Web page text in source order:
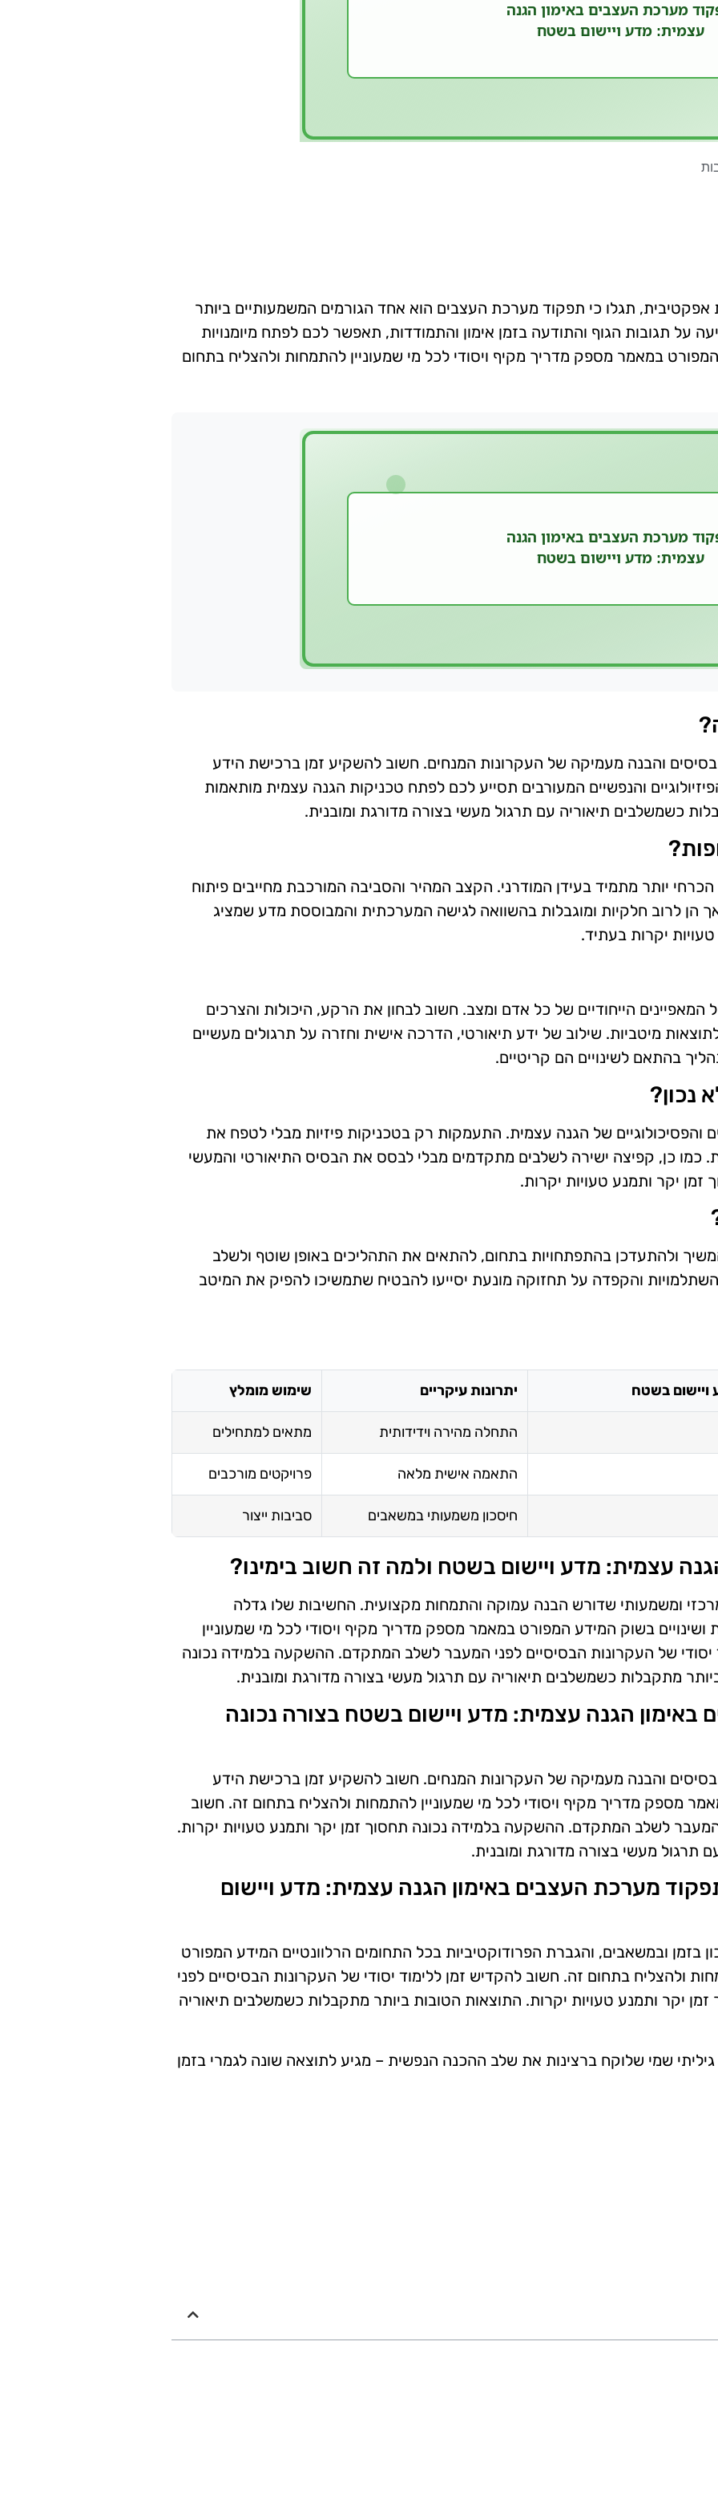
תגלו כי תפקוד מערכת העצבים הוא אחד הגורמים המשמעותיים ביותר
תגובות הגוף והתודעה בזמן אימון והתמודדות, תאפשר לכם לפתח מיומנויות
במאמר מספק מדריך מקיף ויסודי לכל מי שמעוניין להתמחות ולהצליח בתחום
והבנה מעמיקה של העקרונות המנחים. חשוב להשקיע זמן ברכישת הידע
והנפשיים המעורבים תסייע לכם לפתח טכניקות הגנה עצמית מותאמות
כשמשלבים תיאוריה עם תרגול מעשי בצורה מדורגת ומובנית.
יותר מתמיד בעידן המודרני. הקצב המהיר והסביבה המורכבת מחייבים פיתוח
הן לרוב חלקיות ומוגבלות בהשוואה לגישה המערכתית והמבוססת מדע שמציג
יקרות בעתיד.
הייחודיים של כל אדם ומצב. חשוב לבחון את הרקע, היכולות והצרכים
מיטביות. שילוב של ידע תיאורטי, הדרכה אישית וחזרה על תרגולים מעשיים
בהתאם לשינויים הם קריטיים.
נכון?
והפסיכולוגיים של הגנה עצמית. התעמקות רק בטכניקות פיזיות מבלי לטפח את
כמו כן, קפיצה ישירה לשלבים מתקדמים מבלי לבסס את הבסיס התיאורטי והמעשי
יקר ותמנע טעויות יקרות.
ולהתעדכן בהתפתחויות בתחום, להתאים את התהליכים באופן שוטף ולשלב
והקפדה על תחזוקה מונעת יסייעו להבטיח שתמשיכו להפיק את המיטב
בשטח יתרונות עיקריים שימוש מומלץ
התחלה מהירה וידידותית מתאים למתחילים
התאמה אישית מלאה פרויקטים מורכבים
חיסכון משמעותי במשאבים סביבות ייצור
עצמית: מדע ויישום בשטח ולמה זה חשוב בימינו?
ומשמעותי שדורש הבנה עמוקה והתמחות מקצועית. החשיבות שלו גדלה
בשוק המידע המפורט במאמר מספק מדריך מקיף ויסודי לכל מי שמעוניין
של העקרונות הבסיסיים לפני המעבר לשלב המתקדם. ההשקעה בלמידה נכונה
מתקבלות כשמשלבים תיאוריה עם תרגול מעשי בצורה מדורגת ומובנית.
הגנה עצמית: מדע ויישום בשטח בצורה נכונה
והבנה מעמיקה של העקרונות המנחים. חשוב להשקיע זמן ברכישת הידע
מספק מדריך מקיף ויסודי לכל מי שמעוניין להתמחות ולהצליח בתחום זה. חשוב
המעבר לשלב המתקדם. ההשקעה בלמידה נכונה תחסוך זמן יקר ותמנע טעויות יקרות.
תרגול מעשי בצורה מדורגת ומובנית.
מערכת העצבים באימון הגנה עצמית: מדע ויישום
בזמן ובמשאבים, והגברת הפרודוקטיביות בכל התחומים הרלוונטיים המידע המפורט
ולהצליח בתחום זה. חשוב להקדיש זמן ללימוד יסודי של העקרונות הבסיסיים לפני
יקר ותמנע טעויות יקרות. התוצאות הטובות ביותר מתקבלות כשמשלבים תיאוריה
שמי שלוקח ברצינות את שלב ההכנה הנפשית – מגיע לתוצאה שונה לגמרי בזמן